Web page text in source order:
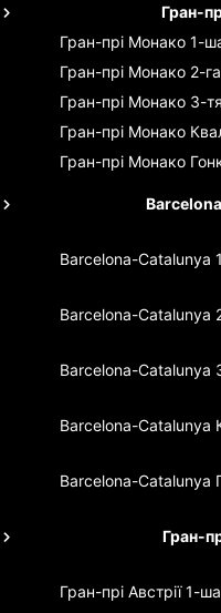
Гран-
Гран-прі Монако 1-
Гран-прі Монако 2-
Гран-прі Монако 3-
Гран-прі Монако
Гран-прі Монако
Barcelona-Catalunya
Barcelona-Catalunya
Barcelona-Catalunya
Barcelona-Catalunya
Barcelona-Catalunya
Гран-
Гран-прі Австрії 1-ша